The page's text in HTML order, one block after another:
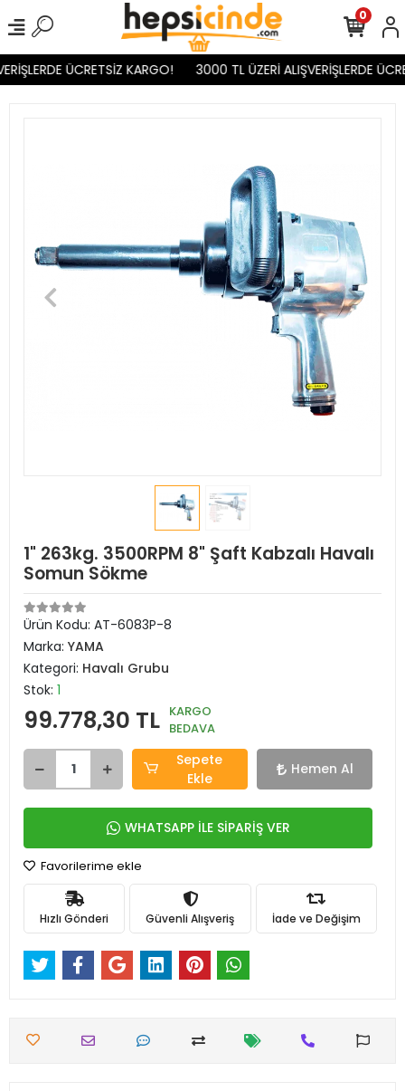
ÜCRETSİZ KARGO! 3000 TL ÜZERİ ALIŞVERİŞLERDE
0
1" 263kg. 3500RPM 8" Şaft Kabzalı Havalı
Somun Sökme
Ürün Kodu: AT-6083P-8
Marka: YAMA
Kategori: Havalı Grubu
Stok: 1
99.778,30 TL KARGO
BEDAVA
Sepete
Ekle
Hemen Al
WHATSAPP İLE SİPARİŞ VER
Favorilerime ekle
Hızlı Gönderi Güvenli Alışveriş İade ve Değişim